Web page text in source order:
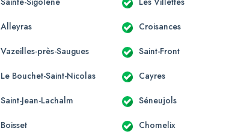
Alleyras Croisances
Vazeilles-près-Saugues Saint-Front
Le Bouchet-Saint-Nicolas Cayres
Saint-Jean-Lachalm Séneujols
Boisset Chomelix